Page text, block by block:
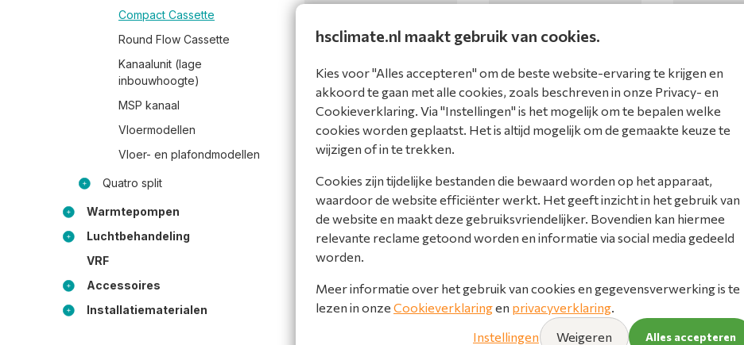
Compact Cassette
Round Flow Cassette
Kanaalunit (lage
inbouwhoogte)
MSP kanaal
Vloermodellen
Vloer- en plafondmodellen
Quatro split
Warmtepompen
Luchtbehandeling
VRF
Accessoires
Installatiematerialen
weg 8-serie 10,5 kW
AUW105ACTW8-3
Bekijk product
Vergelijk
weg 8-serie 10,5 kW
AUW105ACTN8-3
Bekijk product
Vergelijk
PAC
weg 8-
Bekijk
Vergelijk
hsclimate.nl maakt gebruik van cookies.
Kies voor "Alles accepteren" om de beste website-ervaring te krijgen en
akkoord te gaan met alle cookies, zoals beschreven in onze Privacy- en
Cookieverklaring. Via "Instellingen" is het mogelijk om te bepalen welke
cookies worden geplaatst. Het is altijd mogelijk om de gemaakte keuze te
wijzigen of in te trekken.
Cookies zijn tijdelijke bestanden die bewaard worden op het apparaat,
waardoor de website efficiënter werkt. Het geeft inzicht in het gebruik van
de website en maakt deze gebruiksvriendelijker. Bovendien kan hiermee
relevante reclame getoond worden en informatie via social media gedeeld
worden.
Meer informatie over het gebruik van cookies en gegevensverwerking is te
lezen in onze Cookieverklaringen privacyverklaring
Instellingen
Weigeren Alles accepteren